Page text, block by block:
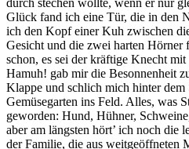
Glück fand ich eine Tür, die in den
ich den Kopf einer Kuh zwischen
Gesicht und die zwei harten Hörner
schon, es sei der kräftige Knecht
Hamuh! gab mir die Besonnenheit
Klappe und schlich mich hinter
Gemüsegarten ins Feld. Alles, was
geworden: Hund, Hühner,
aber am längsten hört’ ich noch die
der Familie, die aus weitgeöffneten